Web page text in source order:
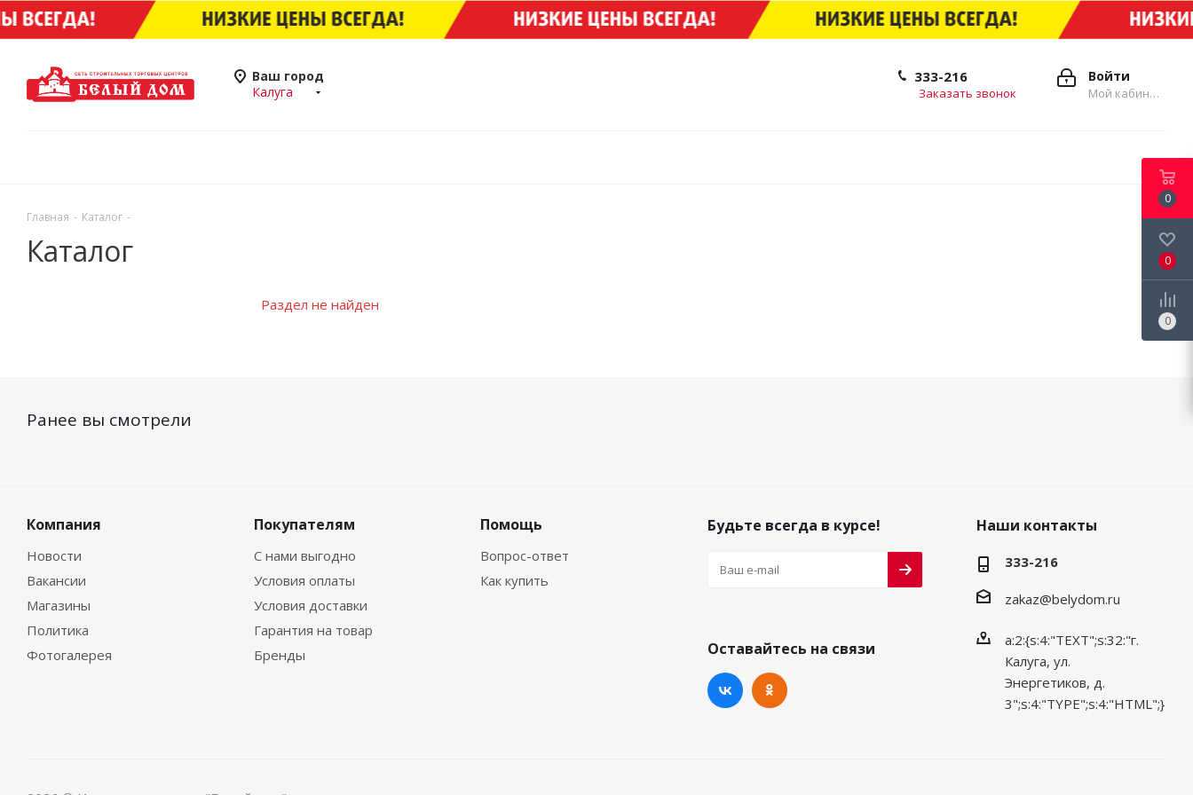
Ваш город
Калуга
Войти
Мой кабинет
333-216
Заказать звонок
Главная - Каталог -
Каталог
Раздел не найден
Ранее вы смотрели
Компания
Новости
Вакансии
Магазины
Политика
Фотогалерея
Покупателям
С нами выгодно
Условия оплаты
Условия доставки
Гарантия на товар
Бренды
Помощь
Вопрос-ответ
Как купить
Будьте всегда в курсе!
Оставайтесь на связи
Наши контакты
333-216
zakaz@belydom.ru
a:2:{s:4:"TEXT";s:32:"г.
Калуга, ул.
Энергетиков, д.
3";s:4:"TYPE";s:4:"HTML";}
0
0
0